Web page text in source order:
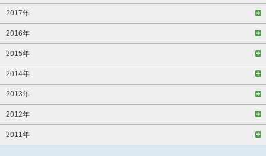
2017年
2016年
2015年
2014年
2013年
2012年
2011年